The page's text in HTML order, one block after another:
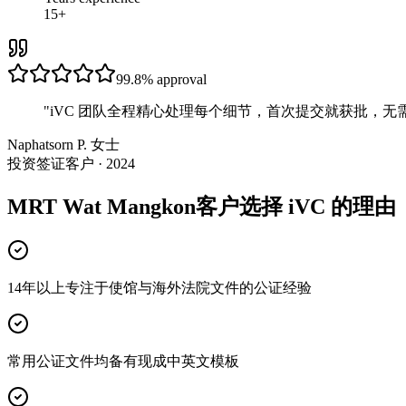
15+
99.8% approval
"iVC 团队全程精心处理每个细节，首次提交就获批，无
Naphatsorn P. 女士
投资签证客户 · 2024
MRT Wat Mangkon客户选择 iVC 的理由
14年以上专注于使馆与海外法院文件的公证经验
常用公证文件均备有现成中英文模板